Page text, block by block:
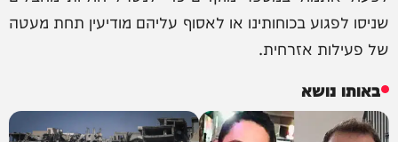
שניסו לפגוע בכוחותינו או לאסוף עליהם מודיעין תחת מעטה
של פעילות אזרחית.
באותו נושא